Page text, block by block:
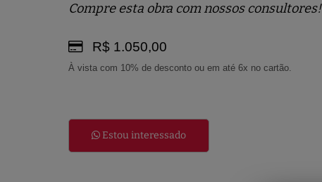
Compre esta obra com nossos consultores!
R$ 1.050,00
À vista com 10% de desconto ou em até 6x no cartão.
Estou interessado